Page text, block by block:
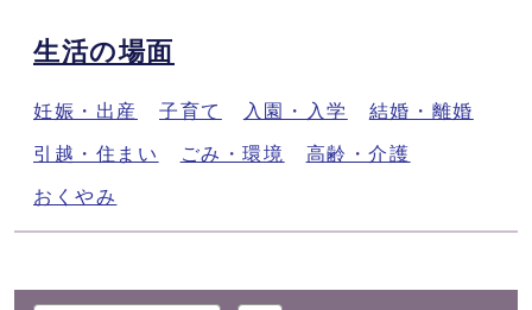
生活の場面
妊娠・出産 子育て 入園・入学 結婚・離婚
引越・住まい ごみ・環境 高齢・介護
おくやみ